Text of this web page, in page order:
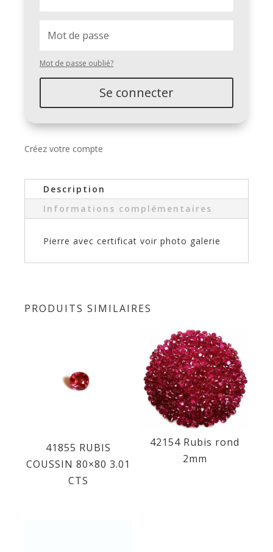
Mot de passe oublié?
Se connecter
Créez votre compte
Description
Informations complémentaires
Pierre avec certificat voir photo galerie
PRODUITS SIMILAIRES
41855 RUBIS
COUSSIN 80×80 3.01
CTS
42154 Rubis rond
2mm